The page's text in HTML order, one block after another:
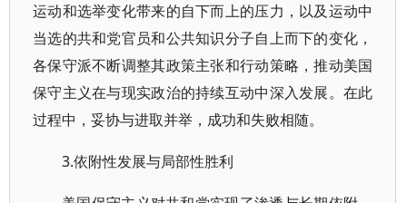
运动和选举变化带来的自下而上的压力，以及运动中
当选的共和党官员和公共知识分子自上而下的变化，
各保守派不断调整其政策主张和行动策略，推动美国
保守主义在与现实政治的持续互动中深入发展。在此
过程中，妥协与进取并举，成功和失败相随。
3.依附性发展与局部性胜利